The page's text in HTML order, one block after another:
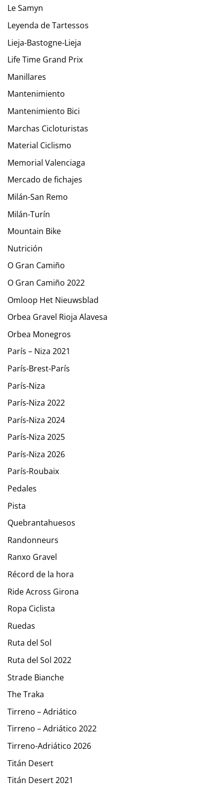
Le Samyn
Leyenda de Tartessos
Lieja-Bastogne-Lieja
Life Time Grand Prix
Manillares
Mantenimiento
Mantenimiento Bici
Marchas Cicloturistas
Material Ciclismo
Memorial Valenciaga
Mercado de fichajes
Milán-San Remo
Milán-Turín
Mountain Bike
Nutrición
O Gran Camiño
O Gran Camiño 2022
Omloop Het Nieuwsblad
Orbea Gravel Rioja Alavesa
Orbea Monegros
París – Niza 2021
París-Brest-París
París-Niza
París-Niza 2022
París-Niza 2024
París-Niza 2025
París-Niza 2026
París-Roubaix
Pedales
Pista
Quebrantahuesos
Randonneurs
Ranxo Gravel
Récord de la hora
Ride Across Girona
Ropa Ciclista
Ruedas
Ruta del Sol
Ruta del Sol 2022
Strade Bianche
The Traka
Tirreno – Adriático
Tirreno – Adriático 2022
Tirreno-Adriático 2026
Titán Desert
Titán Desert 2021